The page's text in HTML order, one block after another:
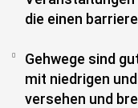
die einen
Gehwege sind
mit niedrigen
versehen und